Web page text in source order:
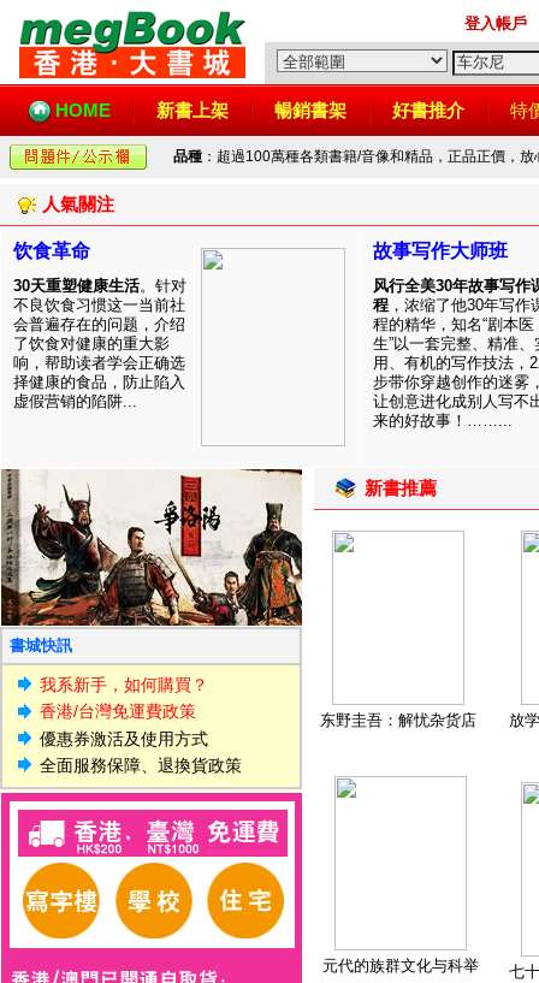
登入帳戶
HOME 新書上架 暢銷書架 好書推介 特
品種 ：超過100萬種各類書籍/音像和精品，正品正價，
人氣關注
饮食革命
30天重塑健康生活。针对
不良饮食习惯这一当前社
会普遍存在的问题，介绍
了饮食对健康的重大影
响，帮助读者学会正确选
择健康的食品，防止陷入
虚假营销的陷阱...
故事写作大师班
风行全美30年故事写作
程 ，浓缩了他30年写作
程的精华，知名“剧本医
生”以一套完整、精准、
用、有机的写作技法，
步带你穿越创作的迷雾
让创意进化成别人写不
来的好故事！……...
書城快訊
我系新手，如何購買？
香港/台灣免運費政策
優惠券激活及使用方式
全面服務保障、退換貨政策
新書推薦
东野圭吾：解忧杂货店 放
元代的族群文化与科举 七